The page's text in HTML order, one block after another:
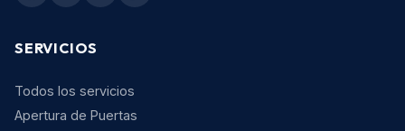
SERVICIOS
Todos los servicios
Apertura de Puertas